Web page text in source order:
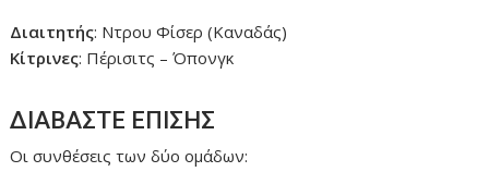
Διαιτητής: Ντρου Φίσερ (Καναδάς)
Κίτρινες: Πέρισιτς – Όπονγκ
ΔΙΑΒΑΣΤΕ ΕΠΙΣΗΣ
Οι συνθέσεις των δύο ομάδων: